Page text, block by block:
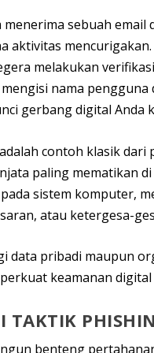
menerima sebuah
aktivitas
melakukan
nama pengguna
gerbang digital Anda
contoh klasik dari
paling mematikan
sistem komputer,
atau ketergesa-
data pribadi maupun
keamanan
TAKTIK
benteng